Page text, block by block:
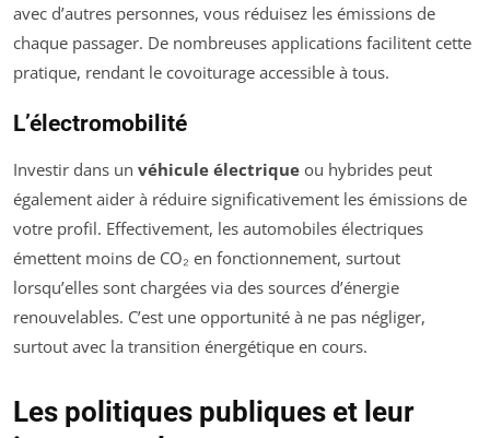
avec d’autres personnes, vous réduisez les émissions de
chaque passager. De nombreuses applications facilitent cette
pratique, rendant le covoiturage accessible à tous.
L’électromobilité
Investir dans un véhicule électrique ou hybrides peut
également aider à réduire significativement les émissions de
votre profil. Effectivement, les automobiles électriques
émettent moins de CO₂ en fonctionnement, surtout
lorsqu’elles sont chargées via des sources d’énergie
renouvelables. C’est une opportunité à ne pas négliger,
surtout avec la transition énergétique en cours.
Les politiques publiques et leur